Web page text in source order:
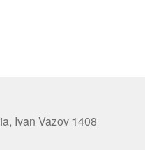
Ivan Vazov 1408